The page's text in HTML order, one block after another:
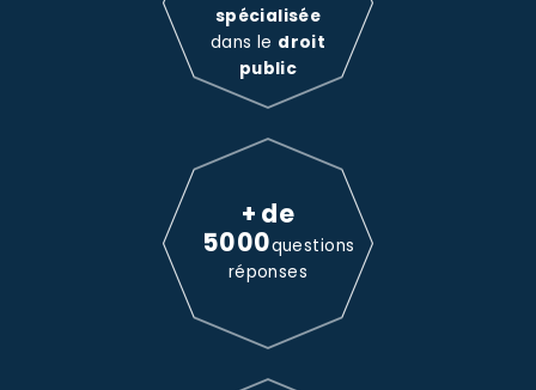
spécialisée
dans le droit
public
+ de
5000questions
réponses